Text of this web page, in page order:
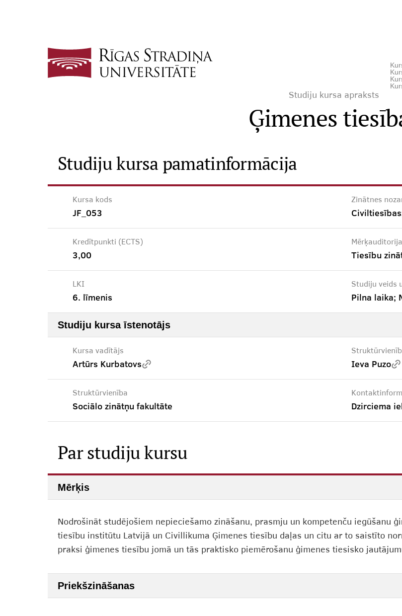
Studiju kursa apraksts
Ģimenes
Studiju kursa pamatinformācija
Kursa kods
JF_053
Zinātnes
Kredītpunkti (ECTS)
3,00
Mērķauditorija
Tiesību
LKI
6. līmenis
Studiju veids
Pilna laika;
Studiju kursa īstenotājs
Kursa vadītājs
Artūrs Kurbatovs Ieva Puzo
Struktūrvienība
Sociālo zinātņu fakultāte Dzirciema
Par studiju kursu
Mērķis
Nodrošināt studējošiem nepieciešamo zināšanu, prasmju un kompetenču iegūšanu
tiesību institūtu Latvijā un Civillikuma Ģimenes tiesību daļas un citu ar to saistīto
praksi ģimenes tiesību jomā un tās praktisko piemērošanu ģimenes tiesisko
Priekšzināšanas